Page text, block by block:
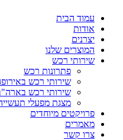
עמוד הבית
אודות
יצרנים
המוצרים שלנו
שירותי רכש
פתרונות רכש
שירותי רכש
שירותי רכש
מצגת מפעלי
פרויקטים מיוחדים
מאמרים
צרו קשר